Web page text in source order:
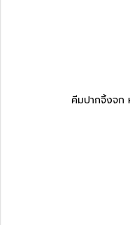
คีมปากจิ้งจก